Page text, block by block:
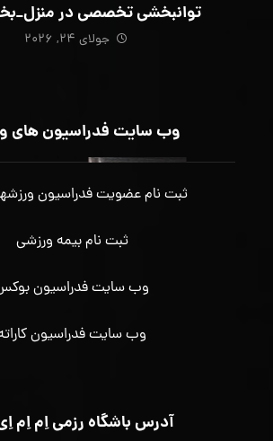
توانبخشی تخصصی در
جولای ۲۴, ۲۰۲۶
وب سایت فدراسیون های
ثبت نام عضویت فدراسیون
ثبت نام بیمه ورزشی
وب سایت فدراسیون
وب سایت فدراسیون
آدرس باشگاه رزمی اِم اِم